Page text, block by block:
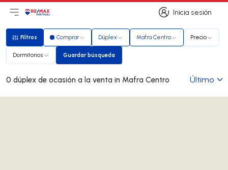
Inicia sesión
Inicia sesión
Abrir el menú principal
Logotipo
Filtros
Filtros Comprar Dúplex Mafra Centro Precio
Dormitorios Guardar búsqueda
Guardar búsqueda
0 dúplex de ocasión a la venta in Mafra Centro Último